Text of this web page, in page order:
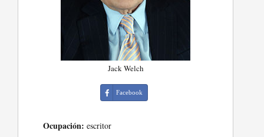
Jack Welch
Facebook
Ocupación: escritor